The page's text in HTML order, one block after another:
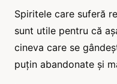
Spiritele care suferă
sunt utile pentru că
cineva care se
puțin abandonate și